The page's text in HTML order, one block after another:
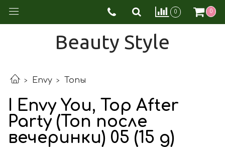
0 0
Beauty Style
Envy Топы
I Envy You, Top After
Party (Топ после
вечеринки) 05 (15 g)